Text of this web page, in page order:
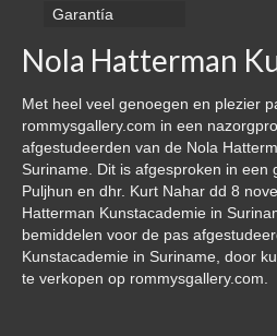
Garantía
Nola Hatterman
Met heel veel genoegen en plezier
rommysgallery.com in een
afgestudeerden van de Nola
Suriname. Dit is afgesproken in een
Puljhun en dhr. Kurt Nahar dd 8
Hatterman Kunstacademie in
bemiddelen voor de pas
Kunstacademie in Suriname, door
te verkopen op rommysgallery.com.